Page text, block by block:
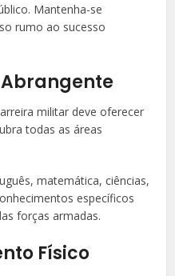
Mantenha-se
rumo ao sucesso
Abrangente
militar deve oferecer
todas as áreas
matemática, ciências,
específicos
forças armadas.
Físico